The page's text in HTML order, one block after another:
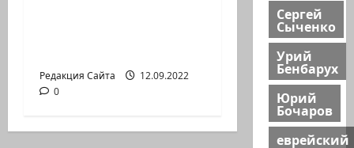
Редакция Сайта
12.09.2022
0
Сергей
Сыченко
Урий
Бенбарух
Юрий
Бочаров
еврейский